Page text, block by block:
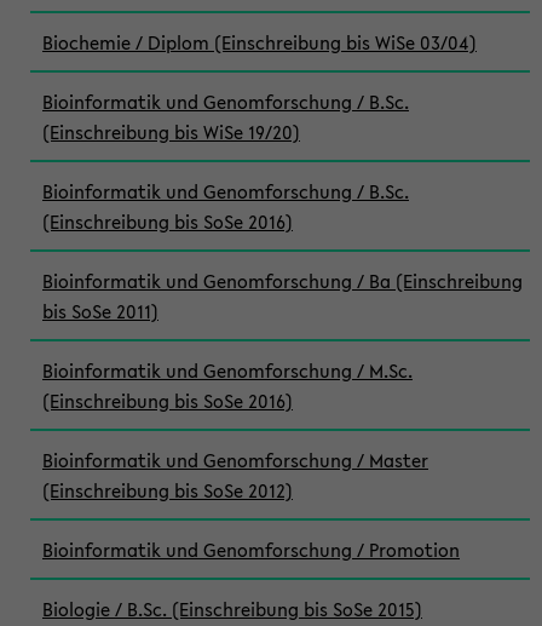
Biochemie / Diplom (Einschreibung bis WiSe 03/04)
Bioinformatik und Genomforschung / B.Sc.
(Einschreibung bis WiSe 19/20)
Bioinformatik und Genomforschung / B.Sc.
(Einschreibung bis SoSe 2016)
Bioinformatik und Genomforschung / Ba (Einschreibung
bis SoSe 2011)
Bioinformatik und Genomforschung / M.Sc.
(Einschreibung bis SoSe 2016)
Bioinformatik und Genomforschung / Master
(Einschreibung bis SoSe 2012)
Bioinformatik und Genomforschung / Promotion
Biologie / B.Sc. (Einschreibung bis SoSe 2015)